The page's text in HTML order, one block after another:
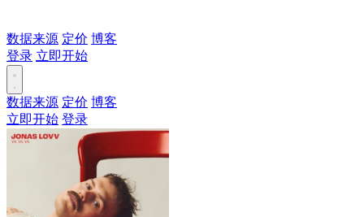
数据来源 定价 博客
登录 立即开始
数据来源 定价 博客
立即开始 登录